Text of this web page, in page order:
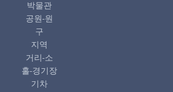
박물관
공원-원
구
지역
거리-소
홀-경기장
기차